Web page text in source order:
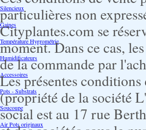
Silencieux
Gaines
Température Hygrométrie
Humidificateurs
Accessoires
Pots - Substrats
Soucoupe
Air Pots originaux
particulières non
Cityplantes.com se
moment. Dans ce cas,
de la commande par
Les présentes
(propriété de la société
social est au 17 rue